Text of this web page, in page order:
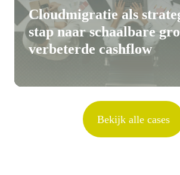
verbeterde
cashflow
Cloudmigratie als
stap naar schaalbare
verbeterde cashflow
Bekijk alle cases